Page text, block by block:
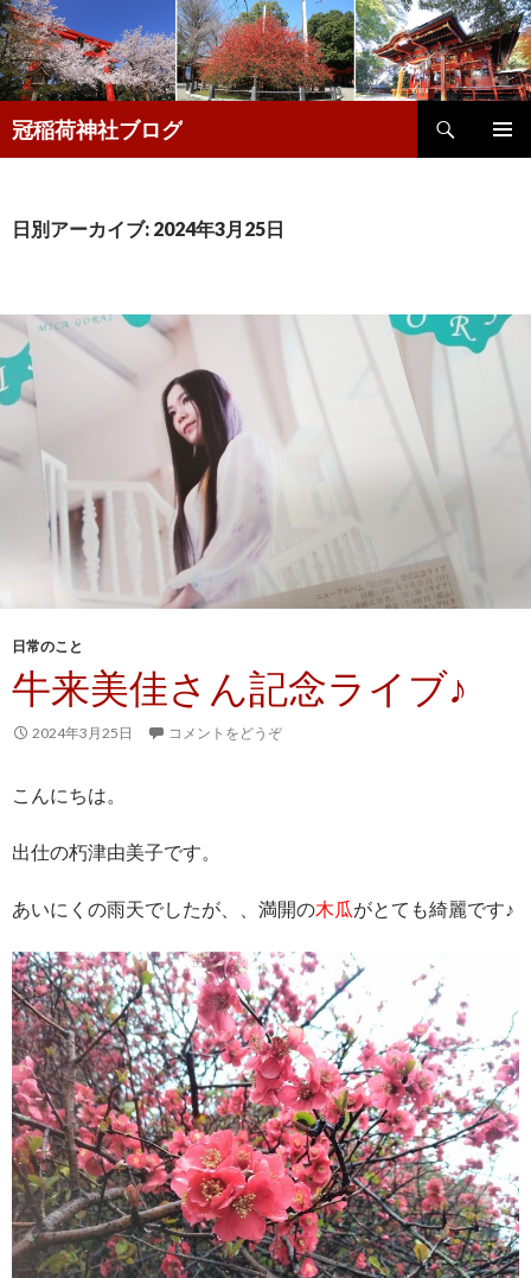
冠稲荷神社ブログ
索
ン
動
日別アーカイブ: 2024年3月25日
日常のこと
牛来美佳さん記念ライブ♪
2024年3月25日 コメントをどうぞ
こんにちは。
出仕の朽津由美子です。
あいにくの雨天でしたが、、満開の木瓜がとても綺麗です♪